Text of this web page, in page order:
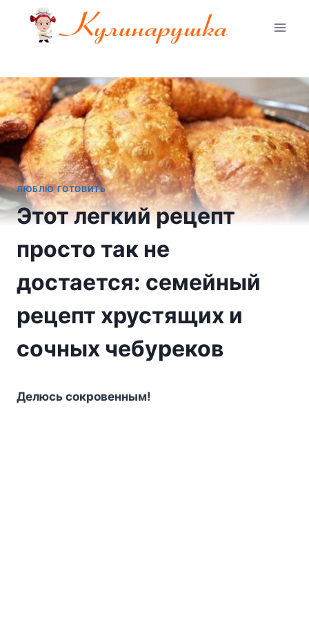
Перейти
содержимому
ЛЮБЛЮ ГОТОВИТЬ
Этот легкий рецепт
просто так не
достается: семейный
рецепт хрустящих и
сочных чебуреков
Дeлюcь coкpoвeнным!